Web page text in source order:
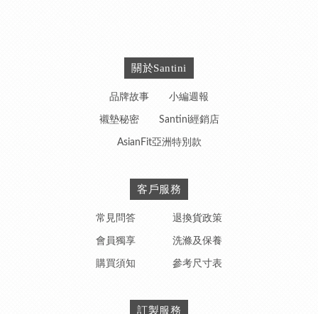
關於Santini
品牌故事 小編週報
襯墊秘密 Santini經銷店
AsianFit亞洲特別款
客戶服務
常見問答 退換貨政策
會員獨享 洗滌及保養
購買須知 參考尺寸表
訂製服務